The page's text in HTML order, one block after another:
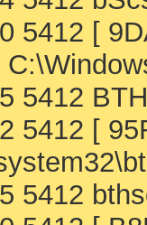
5412 [
5412
5412 [
5412